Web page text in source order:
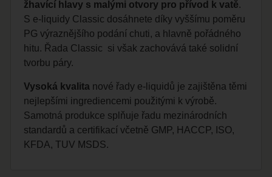
žhavící hlavy s malými otvory pro přívod k vatě.
S e-liquidy Classic dosáhnete díky vyššímu poměru
PG výraznějšího podání chuti, a hlavně pořádného
hitu. Řada Classic si však zachovává také solidní
tvorbu páry.
Vysoká kvalita nové řady e-liquidů je zajištěna těmi
nejlepšími ingrediencemi použitými k výrobě.
Samotná produkce splňuje řadu mezinárodních
standardů a certifikací včetně GMP, HACCP, ISO,
KFDA, TUV MSDS.